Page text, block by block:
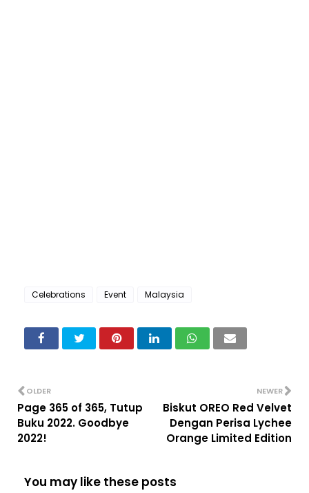
Celebrations Event Malaysia
NEWER
Biskut OREO Red Velvet
Dengan Perisa Lychee
Orange Limited Edition
OLDER
Page 365 of 365, Tutup
Buku 2022. Goodbye
2022!
You may like these posts